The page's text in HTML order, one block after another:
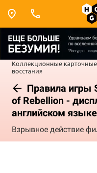
Коллекционные карточные
восстания
Правила игры
of Rebellion -
английском языке
Взрывное действие